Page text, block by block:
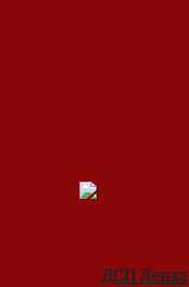
ДСП Ленка